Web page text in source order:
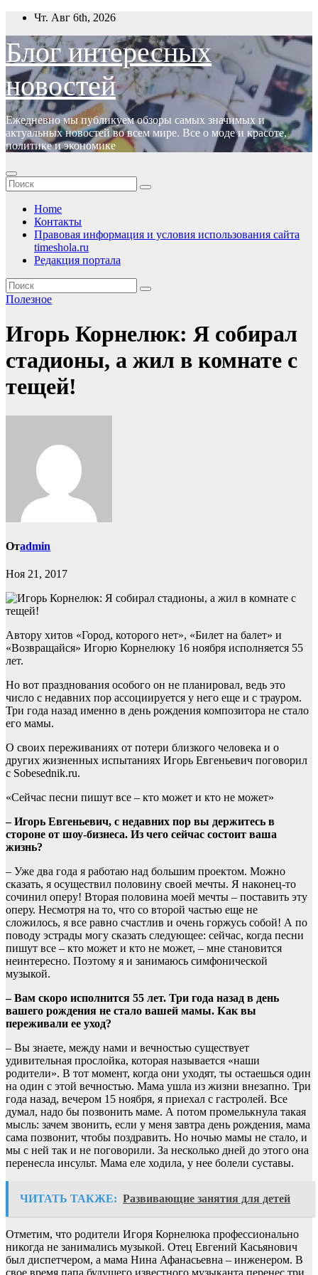
Перейти
содержимому
Чт. Авг 6th, 2026
Блог интересных
новостей
Ежедневно мы публикуем обзоры самых значимых и
актуальных новостей во всем мире. Все о моде и красоте,
политике и экономике
Home
Контакты
Правовая информация и условия использования сайта
timeshola.ru
Редакция портала
Полезное
Игорь Корнелюк: Я собирал
стадионы, а жил в комнате с
тещей!
Отadmin
Ноя 21, 2017
Автору хитов «Город, которого нет», «Билет на балет» и
«Возвращайся» Игорю Корнелюку 16 ноября исполняется 55
лет.
Но вот празднования особого он не планировал, ведь это
число с недавних пор ассоциируется у него еще и с трауром.
Три года назад именно в день рождения композитора не стало
его мамы.
О своих переживаниях от потери близкого человека и о
других жизненных испытаниях Игорь Евгеньевич поговорил
с Sobesednik.ru.
«Сейчас песни пишут все – кто может и кто не может»
– Игорь Евгеньевич, с недавних пор вы держитесь в
стороне от шоу-бизнеса. Из чего сейчас состоит ваша
жизнь?
– Уже два года я работаю над большим проектом. Можно
сказать, я осуществил половину своей мечты. Я наконец-то
сочинил оперу! Вторая половина моей мечты – поставить эту
оперу. Несмотря на то, что со второй частью еще не
сложилось, я все равно счастлив и очень горжусь собой! А по
поводу эстрады могу сказать следующее: сейчас, когда песни
пишут все – кто может и кто не может, – мне становится
неинтересно. Поэтому я и занимаюсь симфонической
музыкой.
– Вам скоро исполнится 55 лет. Три года назад в день
вашего рождения не стало вашей мамы. Как вы
переживали ее уход?
– Вы знаете, между нами и вечностью существует
удивительная прослойка, которая называется «наши
родители». В тот момент, когда они уходят, ты остаешься один
на один с этой вечностью. Мама ушла из жизни внезапно. Три
года назад, вечером 15 ноября, я приехал с гастролей. Все
думал, надо бы позвонить маме. А потом промелькнула такая
мысль: зачем звонить, если у меня завтра день рождения, мама
сама позвонит, чтобы поздравить. Но ночью мамы не стало, и
мы с ней так и не поговорили. За несколько дней до этого она
перенесла инсульт. Мама еле ходила, у нее болели суставы.
ЧИТАТЬ ТАКЖЕ: Развивающие занятия для детей
Отметим, что родители Игоря Корнелюка профессионально
никогда не занимались музыкой. Отец Евгений Касьянович
был диспетчером, а мама Нина Афанасьевна – инженером. В